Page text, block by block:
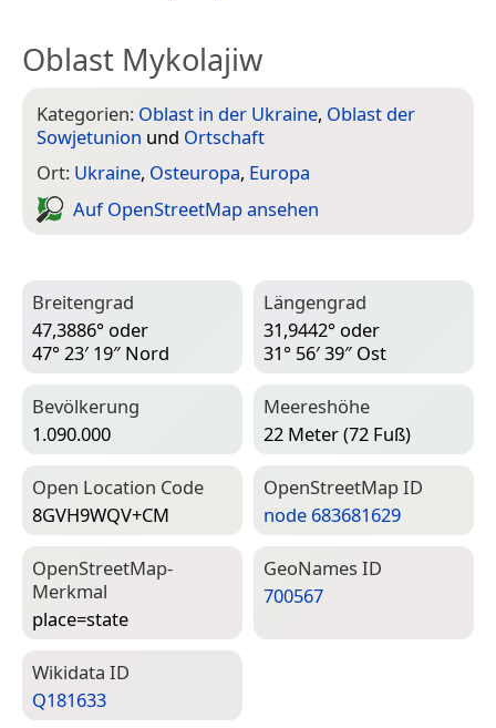
Oblast Mykolajiw
Kategorien: Oblast in der Ukraine, Oblast der
Sowjetunion und Ortschaft
Ort: Ukraine, Osteuropa, Europa
Auf Open­Street­Map ansehen
Breitengrad
47,3886° oder
47° 23′ 19″ Nord
Längengrad
31,9442° oder
31° 56′ 39″ Ost
Bevölkerung
1.090.000
Meereshöhe
22 Meter (72 Fuß)
Open Location Code
8GVH9WQV+CM
Open­Street­Map ID
node 683681629
Open­Street­Map-
Merkmal
place=­state
Geo­Names ID
700567
Wiki­data ID
Q181633